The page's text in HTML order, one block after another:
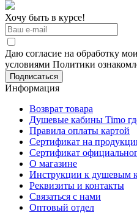
Хочу быть в курсе!
Даю согласие на обработку
условиями Политики
Информация
Возврат товара
Душевые кабины Timo
Правила оплаты картой
Сертификат на
Сертификат
О магазине
Инструкции к душевым
Реквизиты и контакты
Связаться с нами
Оптовый отдел